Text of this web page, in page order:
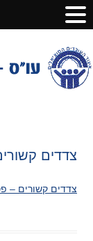
צדדים
צדדים קשורים –